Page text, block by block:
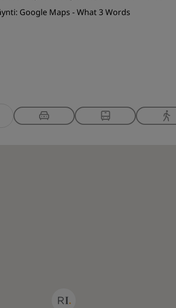
Google Maps -What 3 Words